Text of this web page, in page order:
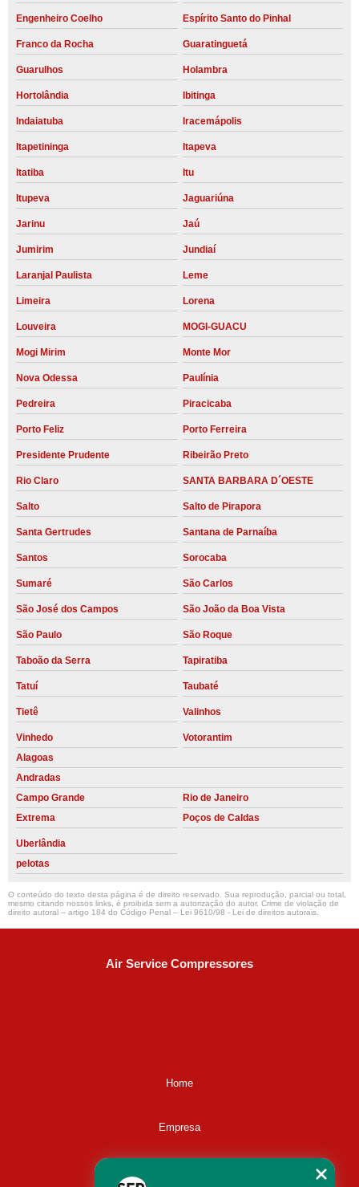
Engenheiro Coelho Espírito Santo do Pinhal
Franco da Rocha Guaratinguetá
Guarulhos Holambra
Hortolândia Ibitinga
Indaiatuba Iracemápolis
Itapetininga Itapeva
Itatiba Itu
Itupeva Jaguariúna
Jarinu Jaú
Jumirim Jundiaí
Laranjal Paulista Leme
Limeira Lorena
Louveira MOGI-GUACU
Mogi Mirim Monte Mor
Nova Odessa Paulínia
Pedreira Piracicaba
Porto Feliz Porto Ferreira
Presidente Prudente Ribeirão Preto
Rio Claro SANTA BARBARA D´OESTE
Salto Salto de Pirapora
Santa Gertrudes Santana de Parnaíba
Santos Sorocaba
Sumaré São Carlos
São José dos Campos São João da Boa Vista
São Paulo São Roque
Taboão da Serra Tapiratiba
Tatuí Taubaté
Tietê Valinhos
Vinhedo
Votorantim
Alagoas
Andradas
Campo Grande
Rio de Janeiro
Extrema
Poços de Caldas
Uberlândia
pelotas
O conteúdo do texto desta página é de direito reservado. Sua reprodução, parcial ou total,
mesmo citando nossos links, é proibida sem a autorização do autor. Crime de violação de
direito autoral – artigo 184 do Código Penal – Lei 9610/98 - Lei de direitos autorais.
Air Service Compressores
Home
Empresa